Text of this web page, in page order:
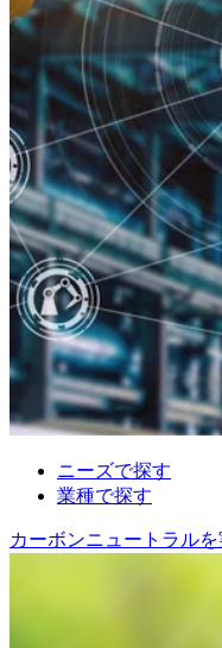
ニーズで探す
業種で探す
カーボンニュートラル